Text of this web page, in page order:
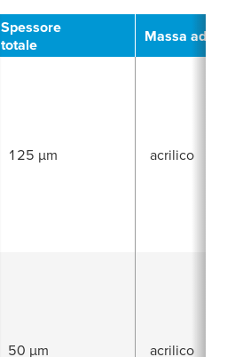
Spessore
totale
Massa
125 µm acrilico
50 µm acrilico